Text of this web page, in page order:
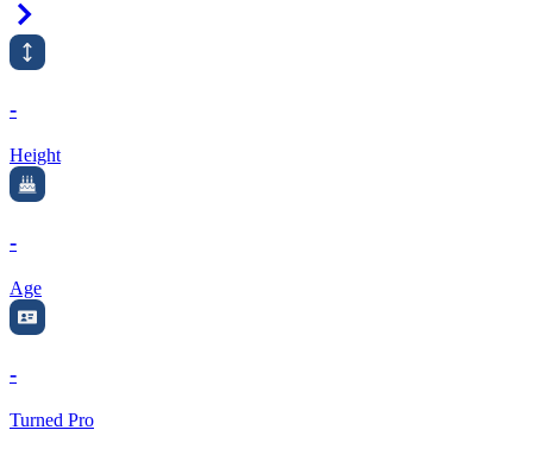
-
Height
-
Age
-
Turned Pro